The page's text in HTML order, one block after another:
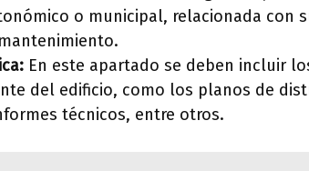
o municipal, relacionada con
En este apartado se deben incluir
del edificio, como los planos de
técnicos, entre otros.